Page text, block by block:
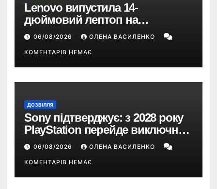
Lenovo випустила 14-
дюймовий лептоп на
Snapdragon X2 з автономністю
понад 33 години
06/08/2026 ОЛЕНА ВАСИЛЕНКО
КОМЕНТАРІВ НЕМАЄ
ДОЗВІЛЛЯ
Sony підтверджує: з 2028 року
PlayStation перейде виключно
на цифрові ігри
06/08/2026 ОЛЕНА ВАСИЛЕНКО
КОМЕНТАРІВ НЕМАЄ